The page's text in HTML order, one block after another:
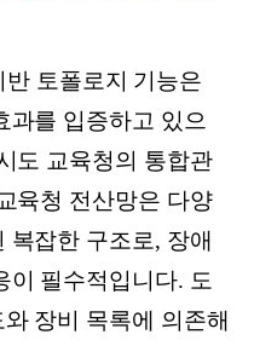
반 토폴로지 기능은
과를 입증하고 있으
도 교육청의 통합관
육청 전산망은 다양
복잡한 구조로, 장애
이 필수적입니다. 도
장비 목록에 의존해